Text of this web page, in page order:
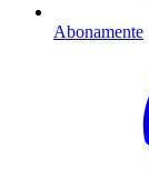
Abonamente